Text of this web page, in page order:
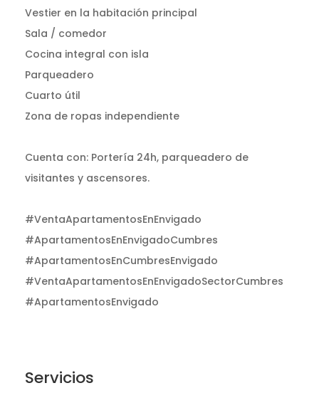
Vestier en la habitación principal
Sala / comedor
Cocina integral con isla
Parqueadero
Cuarto útil
Zona de ropas independiente
Cuenta con: Portería 24h, parqueadero de
visitantes y ascensores.
#VentaApartamentosEnEnvigado
#ApartamentosEnEnvigadoCumbres
#ApartamentosEnCumbresEnvigado
#VentaApartamentosEnEnvigadoSectorCumbres
#ApartamentosEnvigado
Servicios